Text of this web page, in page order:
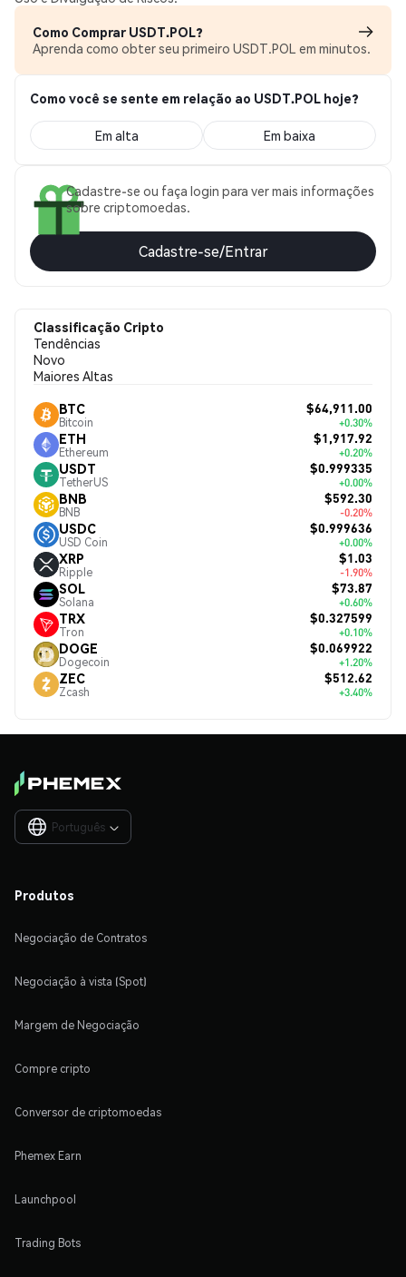
Como Comprar USDT.POL?
Aprenda como obter seu primeiro USDT.POL em minutos.
Como você se sente em relação ao USDT.POL hoje?
Em alta Em baixa
Cadastre-se ou faça login para ver mais informações
sobre criptomoedas.
Cadastre-se/Entrar
Classificação Cripto
Tendências
Novo
Maiores Altas
BTC
Bitcoin
$64,911.00
+0.30%
ETH
Ethereum
$1,917.92
+0.20%
USDT
TetherUS
$0.999335
+0.00%
BNB
BNB
$592.30
-0.20%
USDC
USD Coin
$0.999636
+0.00%
XRP
Ripple
$1.03
-1.90%
SOL
Solana
$73.87
+0.60%
TRX
Tron
$0.327599
+0.10%
DOGE
Dogecoin
$0.069922
+1.20%
ZEC
Zcash
$512.62
+3.40%
Português 
Produtos
Negociação de Contratos
Negociação à vista (Spot)
Margem de Negociação
Compre cripto
Conversor de criptomoedas
Phemex Earn
Launchpool
Trading Bots